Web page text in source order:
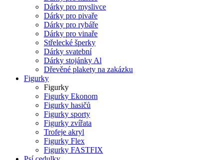
Dárky pro myslivce
Dárky pro pivaře
Dárky pro rybáře
Dárky pro vinaře
Střelecké šperky
Dárky svatební
Dárky stojánky Al
Dřevěné plakety na zakázku
Figurky
Figurky
Figurky Ekonom
Figurky hasičů
Figurky sporty
Figurky zvířata
Trofeje akryl
Figurky Flex
Figurky FASTFIX